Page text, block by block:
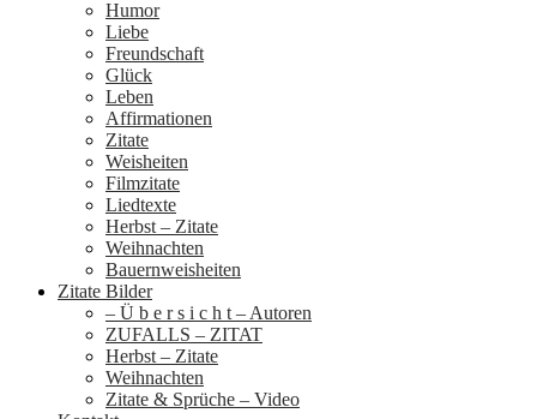
Humor
Liebe
Freundschaft
Glück
Leben
Affirmationen
Zitate
Weisheiten
Filmzitate
Liedtexte
Herbst – Zitate
Weihnachten
Bauernweisheiten
Zitate Bilder
– Ü b e r s i c h t – Autoren
ZUFALLS – ZITAT
Herbst – Zitate
Weihnachten
Zitate & Sprüche – Video